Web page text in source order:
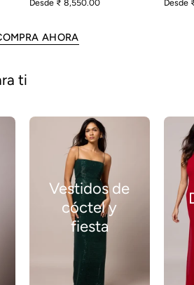
Desde ₹ 8,550.00
Desde
AHORA
ti
Vestidos de
cóctel y
fiesta